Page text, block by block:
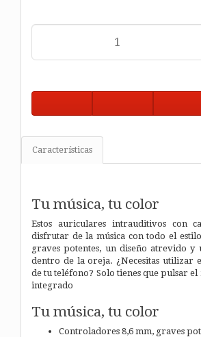
Características
Tu música, tu color
Estos auriculares intrauditivos con
disfrutar de la música con todo el
graves potentes, un diseño atrevido y
dentro de la oreja. ¿Necesitas utilizar
de tu teléfono? Solo tienes que pulsar el
integrado
Tu música, tu color
Controladores 8,6 mm, graves